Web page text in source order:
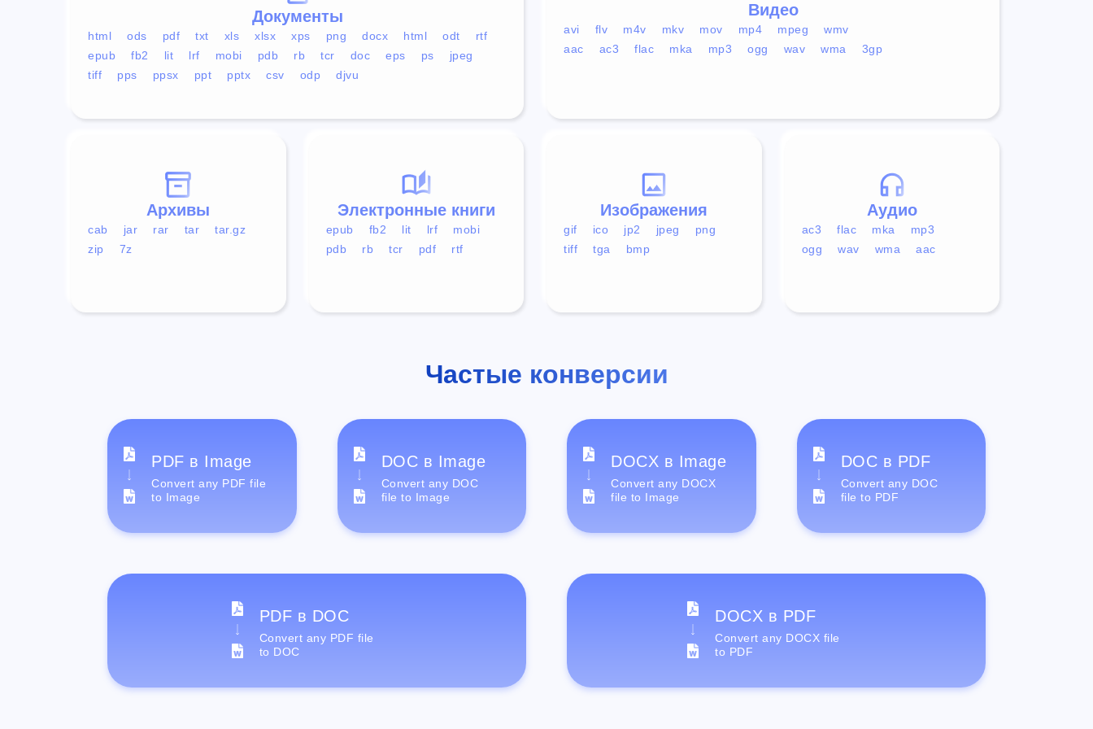
Документы
html ods pdf txt xls xlsx xps png docx html odt
rtf
epub
fb2 lit lrf mobi pdb rb tcr doc eps ps
jpeg
tiff
pps ppsx ppt pptx csv odp djvu
Видео
avi flv m4v mkv mov mp4 mpeg
wmv
aac
ac3 flac mka mp3 ogg wav wma 3gp
Аудио
ac3 flac mka
mp3
ogg
wav wma aac
Изображения
gif ico jp2 jpeg
png
tiff
tga bmp
Электронные книги
epub fb2 lit lrf
mobi
pdb
rb tcr pdf rtf
Архивы
cab jar rar tar
tar.gz
zip
7z
Частые конверсии
PDF в Image
Convert any PDF file
to Image
DOC в Image
Convert any DOC
file to Image
DOCX в Image
Convert any DOCX
file to Image
DOC в PDF
Convert any DOC
file to PDF
PDF в DOC
Convert any PDF file
to DOC
DOCX в PDF
Convert any DOCX file
to PDF